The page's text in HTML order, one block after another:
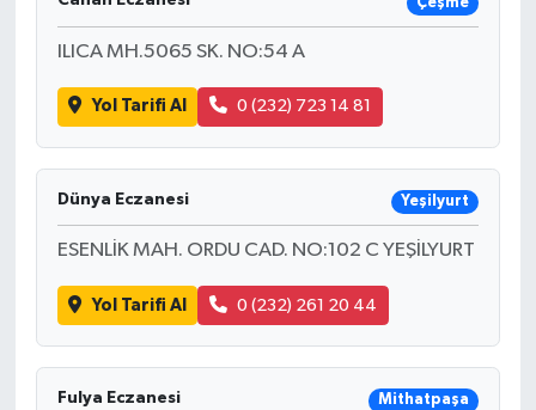
ILICA MH.5065 SK. NO:54 A
Yol Tarifi Al 0 (232) 723 14 81
Dünya Eczanesi Yeşilyurt
ESENLİK MAH. ORDU CAD. NO:102 C YEŞİLYURT
Yol Tarifi Al 0 (232) 261 20 44
Fulya Eczanesi Mithatpaşa